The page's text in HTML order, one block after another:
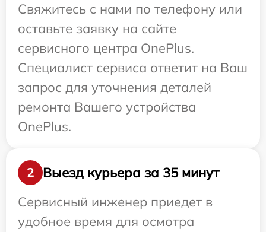
Свяжитесь с нами по телефону или
оставьте заявку на сайте
сервисного центра OnePlus.
Специалист сервиса ответит на Ваш
запрос для уточнения деталей
ремонта Вашего устройства
OnePlus.
2
Выезд курьера за 35 минут
Сервисный инженер приедет в
удобное время для осмотра